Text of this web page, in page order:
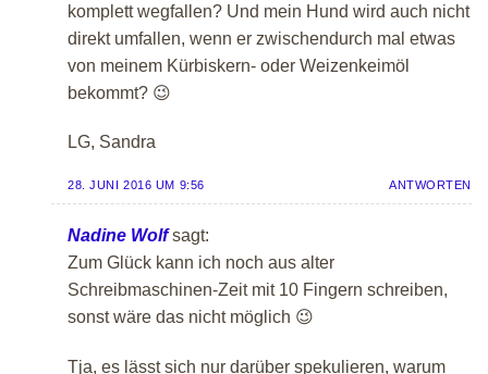
komplett wegfallen? Und mein Hund wird auch nicht
direkt umfallen, wenn er zwischendurch mal etwas
von meinem Kürbiskern- oder Weizenkeimöl
bekommt? 😉
LG, Sandra
28. JUNI 2016 UM 9:56 ANTWORTEN
Nadine Wolf sagt:
Zum Glück kann ich noch aus alter
Schreibmaschinen-Zeit mit 10 Fingern schreiben,
sonst wäre das nicht möglich 😉
Tja, es lässt sich nur darüber spekulieren, warum